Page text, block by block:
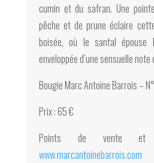
cumin et du safran. Une
pêche et de prune éclaire
boisée, où le santal
enveloppée d’une sensuelle note
Bougie Marc Antoine Barrois –
Prix : 65 €
Points de vente et
www.marcantoinebarrois.com